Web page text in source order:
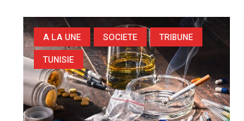
A LA UNE SOCIETE
TRIBUNE
TUNISIE